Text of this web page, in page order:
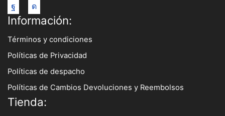
FacebookInstagram
Información:
Términos y condiciones
Políticas de Privacidad
Políticas de despacho
Políticas de Cambios Devoluciones y Reembolsos
Tienda: